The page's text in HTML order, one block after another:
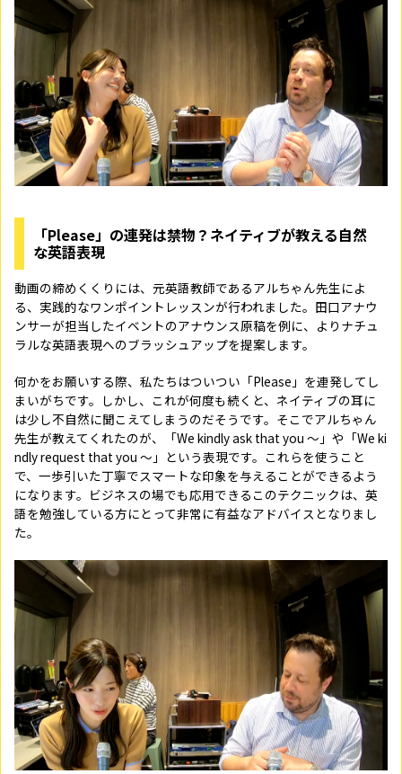
「Please」の連発は禁物？ネイティブが教える自然
な英語表現
動画の締めくくりには、元英語教師であるアルちゃん先生によ
る、実践的なワンポイントレッスンが行われました。田口アナウ
ンサーが担当したイベントのアナウンス原稿を例に、よりナチュ
ラルな英語表現へのブラッシュアップを提案します。
何かをお願いする際、私たちはついつい「Please」を連発してし
まいがちです。しかし、これが何度も続くと、ネイティブの耳に
は少し不自然に聞こえてしまうのだそうです。そこでアルちゃん
先生が教えてくれたのが、「We kindly ask that you 〜」や「We ki
ndly request that you 〜」という表現です。これらを使うこと
で、一歩引いた丁寧でスマートな印象を与えることができるよう
になります。ビジネスの場でも応用できるこのテクニックは、英
語を勉強している方にとって非常に有益なアドバイスとなりまし
た。